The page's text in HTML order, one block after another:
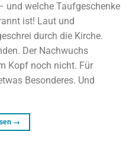
und welche Taufgeschenke
ist! Laut und
durch die Kirche.
Der Nachwuchs
Kopf noch nicht. Für
Besonderes. Und
→